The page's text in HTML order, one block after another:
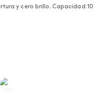
y cero brillo. Capacidad: 10